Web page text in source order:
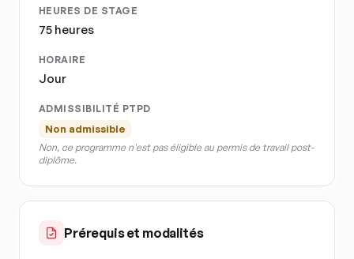
HEURES DE STAGE
75 heures
HORAIRE
Jour
ADMISSIBILITÉ PTPD
Non admissible
Non, ce programme n'est pas éligible au permis de travail post-
diplôme.
Prérequis et modalités